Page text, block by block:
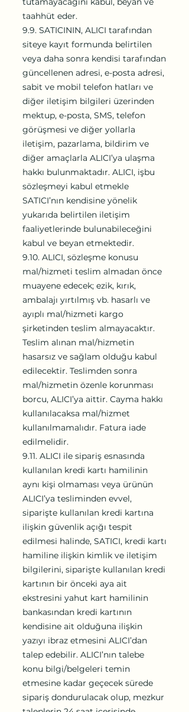
taahhüt eder.
9.9. SATICININ, ALICI tarafından
siteye kayıt formunda belirtilen
veya daha sonra kendisi tarafından
güncellenen adresi, e-posta adresi,
sabit ve mobil telefon hatları ve
diğer iletişim bilgileri üzerinden
mektup, e-posta, SMS, telefon
görüşmesi ve diğer yollarla
iletişim, pazarlama, bildirim ve
diğer amaçlarla ALICI’ya ulaşma
hakkı bulunmaktadır. ALICI, işbu
sözleşmeyi kabul etmekle
SATICI’nın kendisine yönelik
yukarıda belirtilen iletişim
faaliyetlerinde bulunabileceğini
kabul ve beyan etmektedir.
9.10. ALICI, sözleşme konusu
mal/hizmeti teslim almadan önce
muayene edecek; ezik, kırık,
ambalajı yırtılmış vb. hasarlı ve
ayıplı mal/hizmeti kargo
şirketinden teslim almayacaktır.
Teslim alınan mal/hizmetin
hasarsız ve sağlam olduğu kabul
edilecektir. Teslimden sonra
mal/hizmetin özenle korunması
borcu, ALICI’ya aittir. Cayma hakkı
kullanılacaksa mal/hizmet
kullanılmamalıdır. Fatura iade
edilmelidir.
9.11. ALICI ile sipariş esnasında
kullanılan kredi kartı hamilinin
aynı kişi olmaması veya ürünün
ALICI’ya tesliminden evvel,
siparişte kullanılan kredi kartına
ilişkin güvenlik açığı tespit
edilmesi halinde, SATICI, kredi kartı
hamiline ilişkin kimlik ve iletişim
bilgilerini, siparişte kullanılan kredi
kartının bir önceki aya ait
ekstresini yahut kart hamilinin
bankasından kredi kartının
kendisine ait olduğuna ilişkin
yazıyı ibraz etmesini ALICI’dan
talep edebilir. ALICI’nın talebe
konu bilgi/belgeleri temin
etmesine kadar geçecek sürede
sipariş dondurulacak olup, mezkur